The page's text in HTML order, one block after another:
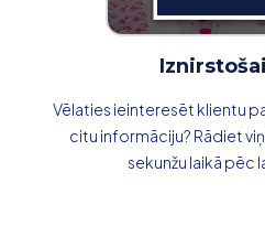
Vēlaties ieinteresēt klientu
citu informāciju? Rādiet
sekunžu laikā pēc